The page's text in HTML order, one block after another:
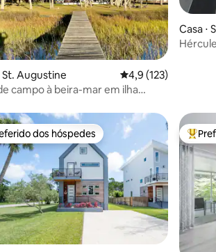
média de 5, 107 avaliações
St. Augustine 4,9 de uma
4,9 (123)
campo à beira-mar em ilha
Casa ⋅
os melhores preferidos dos hóspedes
dos hóspedes Entre